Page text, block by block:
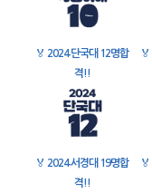
🏅 2024 단국대 12명합
격!!
🏅
🏅 2024 서경대 19명합
격!!
🏅